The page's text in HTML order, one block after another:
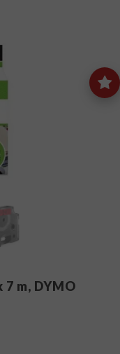
m, DYMO